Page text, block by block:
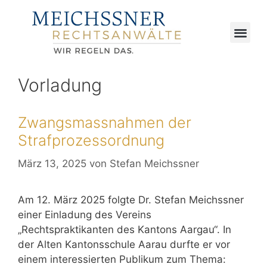
Vorladung
Zwangsmassnahmen der
Strafprozessordnung
März 13, 2025 von Stefan Meichssner
Am 12. März 2025 folgte Dr. Stefan Meichssner
einer Einladung des Vereins
„Rechtspraktikanten des Kantons Aargau“. In
der Alten Kantonsschule Aarau durfte er vor
einem interessierten Publikum zum Thema: